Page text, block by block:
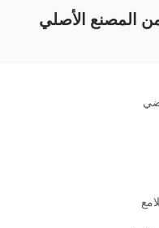
المصنع الأصلي